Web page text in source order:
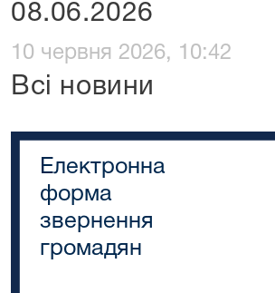
08.06.2026
10 червня 2026, 10:42
Всі новини
Електронна
форма
звернення
громадян